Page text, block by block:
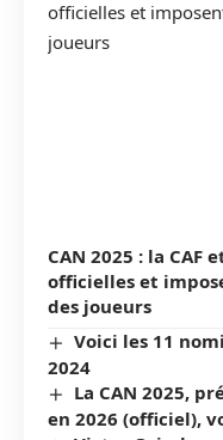
CAN 2025 : la CAF
officielles et
des joueurs
Voici les 11
2024
La CAN 2025,
en 2026 (officiel),